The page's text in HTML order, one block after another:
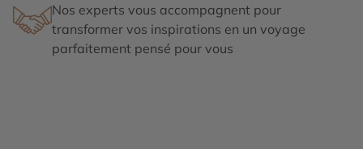
Nos experts vous accompagnent pour
transformer vos inspirations en un voyage
parfaitement pensé pour vous